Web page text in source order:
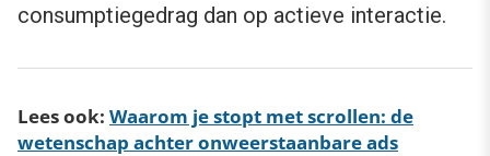
consumptiegedrag dan op actieve interactie.
Lees ook: Waarom je stopt met scrollen: de
wetenschap achter onweerstaanbare ads